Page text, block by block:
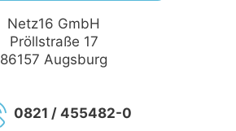
Netz16 GmbH
Pröllstraße 17
86157 Augsburg
0821 / 455482-0